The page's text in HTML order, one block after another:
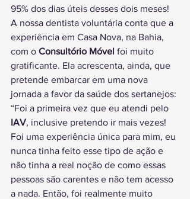
95% dos dias úteis desses dois meses!
A nossa dentista voluntária conta que a
experiência em Casa Nova, na Bahia,
com o Consultório Móvel foi muito
gratificante. Ela acrescenta, ainda, que
pretende embarcar em uma nova
jornada a favor da saúde dos sertanejos:
“Foi a primeira vez que eu atendi pelo
IAV, inclusive pretendo ir mais vezes!
Foi uma experiência única para mim, eu
nunca tinha feito esse tipo de ação e
não tinha a real noção de como essas
pessoas são carentes e não tem acesso
a nada. Então, foi realmente muito